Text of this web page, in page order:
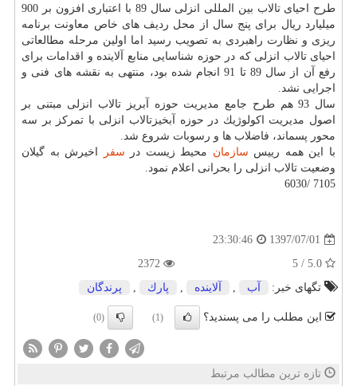
طرح احیای تالاب بین المللی انزلی سال 89 با اعتباری افزون بر 900
میلیارد ریال برای پنج سال از محل ردیف های خاص معاونت برنامه
ریزی و نظارت راهبردی به تصویب رسید اما اولین مرحله مطالعاتی
احیای تالاب انزلی كه در حوزه شناسایی منابع آلاینده و اقدامات برای
رفع آن از سال 89 تا 91 انجام شده بود، منتهی به نقشه های فنی و
اجرایی نشد.
سال 93 هم طرح جامع مدیریت حوزه آبریز تالاب انزلی مبتنی بر
اصول مدیریت اكولوژیك در حوزه آبخیزتالاب انزلی با تمركز بر سه
محور پسماند، فاضلاب ها و رسوبات شروع شد.
با این همه رییس سازمان محیط زیست در سفر
اخیرش به گیلان
وضعیت تالاب انزلی را بحرانی اعلام نمود.
7105 /6030
1397/07/01
23:30:46
تگهای خبر:
آب , آلاینده , پارك , پرندگان
این مطلب را می پسندید؟ (1)
(0)
تازه ترین مطالب مرتبط